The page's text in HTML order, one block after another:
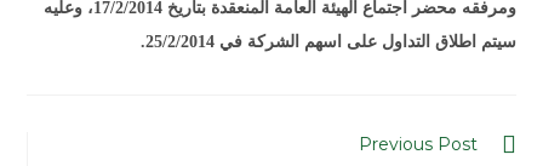
ومرفقه محضر اجتماع الهيئة العامة المنعقدة بتاريخ 17/2/2014، وعليه
سيتم اطلاق التداول على اسهم الشركة في 25/2/2014.
Previous Post